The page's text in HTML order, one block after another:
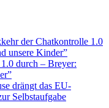
der Chatkontrolle 1.0
unsere Kinder”
durch – Breyer:
drängt das EU-
Selbstaufgabe